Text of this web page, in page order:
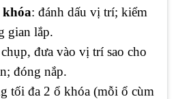
: đánh dấu vị trí; kiểm
gian lắp.
đưa vào vị trí sao cho
đóng nắp.
tối đa 2 ổ khóa (mỗi ổ cùm